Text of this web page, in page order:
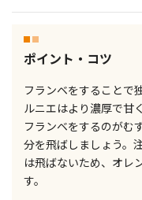
ポイント・コツ
フランベをすることで
ルニエはより濃厚で甘
フランベをするのがむ
分を飛ばしましょう。
は飛ばないため、オレ
す。